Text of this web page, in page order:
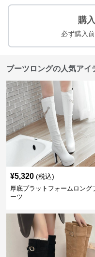
購
必ず購入
ブーツロングの人気アイ
¥5,320 (税込)
厚底プラットフォームロング
ーツ